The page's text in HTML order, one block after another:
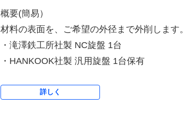
概要(簡易）
材料の表面を、ご希望の外径まで外削します。
・滝澤鉄工所社製 NC旋盤 1台
・HANKOOK社製 汎用旋盤 1台保有
詳しく